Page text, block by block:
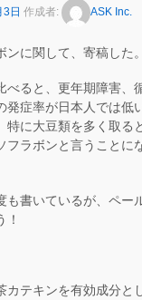
日 作成者: ASK Inc.
に関して、寄稿した。
べると、更年期障害、
発症率が日本人では低
特に大豆類を多く取る
フラボンと言うことに
も書いているが、ペー
！
カテキンを有効成分と